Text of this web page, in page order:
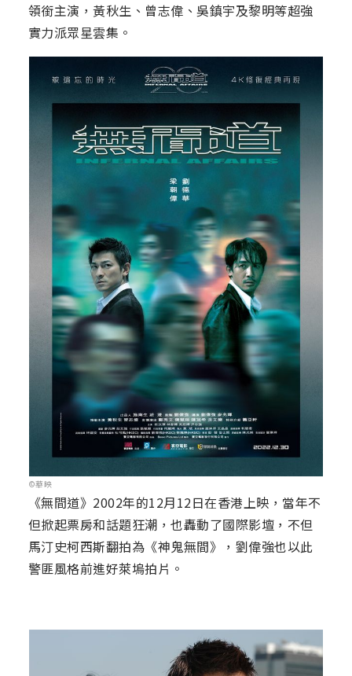
領銜主演，黃秋生、曾志偉、吳鎮宇及黎明等超強
實力派眾星雲集。
©華映
《無間道》2002年的12月12日在香港上映，當年不
但掀起票房和話題狂潮，也轟動了國際影壇，不但
馬汀史柯西斯翻拍為《神鬼無間》，劉偉強也以此
警匪風格前進好萊塢拍片。